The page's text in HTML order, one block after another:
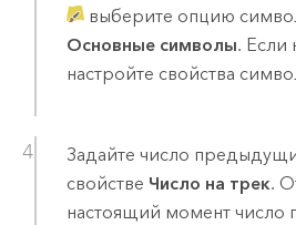
выберите опцию
Основные символы. Если
настройте свойства
Задайте число
свойстве Число на трек.
настоящий момент